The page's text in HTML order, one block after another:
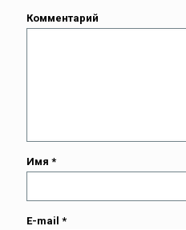
Комментарий
Имя *
E-mail *